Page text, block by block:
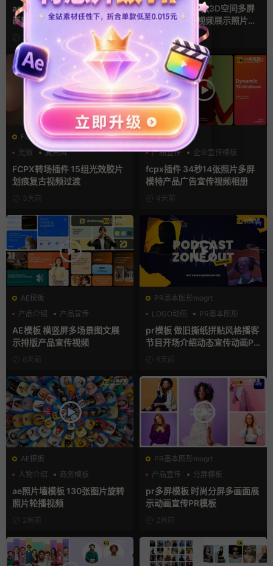
ae相册模板 多场景照片墙堆叠
画廊幻灯片宣传视频
幻灯片
Pr视频模板 10款3D空间多屏
切换开场相册视频展示照片墙
pr模板3天前
FCPX转场
光效
复古风
支持Intel+M芯片
FCPX转场插件 15组光效胶片
划痕复古视频过渡
3天前
FCPX发生器
产品宣传
企业宣传模板
分屏模板
fcpx插件 34秒14张照片多屏
模特产品广告宣传视频相册
4天前
AE模板
产品介绍
产品宣传
产品展示
AE模板 横竖屏多场景图文展
示排版产品宣传视频
6天前
PR基本图形mogrt
LOGO动画
PR基本图形
复古风
pr模板 做旧撕纸拼贴风格播客
节目开场介绍动态宣传动画PR
模版6天前
AE模板
人物介绍
商务模板
幻灯片
ae照片墙模板 130张图片旋转
照片轮播视频
2周前
PR基本图形mogrt
产品宣传
分屏模板
品牌宣传
pr多屏模板 时尚分屏多画面展
示动画宣传PR模板
2周前